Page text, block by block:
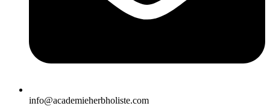
info@academieherbholiste.com